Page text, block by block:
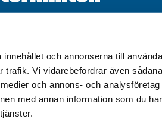
och annonserna till
Vi vidarebefordrar även
och annons- och
med annan information som du
000/info@storklinten.se